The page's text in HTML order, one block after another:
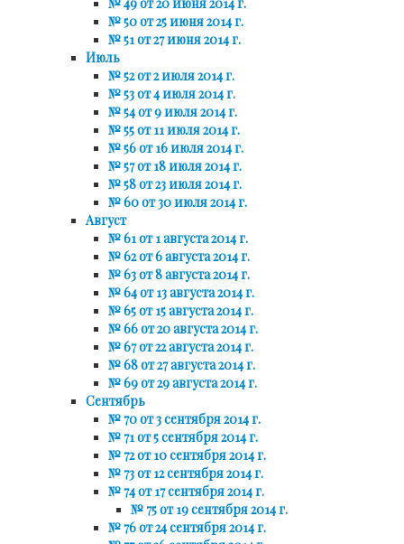
№ 50 от 25 июня 2014 г.
№ 51 от 27 июня 2014 г.
Июль
№ 52 от 2 июля 2014 г.
№ 53 от 4 июля 2014 г.
№ 54 от 9 июля 2014 г.
№ 55 от 11 июля 2014 г.
№ 56 от 16 июля 2014 г.
№ 57 от 18 июля 2014 г.
№ 58 от 23 июля 2014 г.
№ 60 от 30 июля 2014 г.
Август
№ 61 от 1 августа 2014 г.
№ 62 от 6 августа 2014 г.
№ 63 от 8 августа 2014 г.
№ 64 от 13 августа 2014 г.
№ 65 от 15 августа 2014 г.
№ 66 от 20 августа 2014 г.
№ 67 от 22 августа 2014 г.
№ 68 от 27 августа 2014 г.
№ 69 от 29 августа 2014 г.
Сентябрь
№ 70 от 3 сентября 2014 г.
№ 71 от 5 сентября 2014 г.
№ 72 от 10 сентября 2014 г.
№ 73 от 12 сентября 2014 г.
№ 74 от 17 сентября 2014 г.
№ 75 от 19 сентября 2014 г.
№ 76 от 24 сентября 2014 г.